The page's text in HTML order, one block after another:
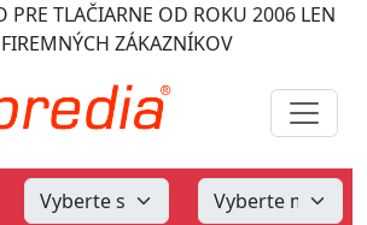
PRE TLAČIARNE OD ROKU 2006 LEN
ZÁKAZNÍKOV